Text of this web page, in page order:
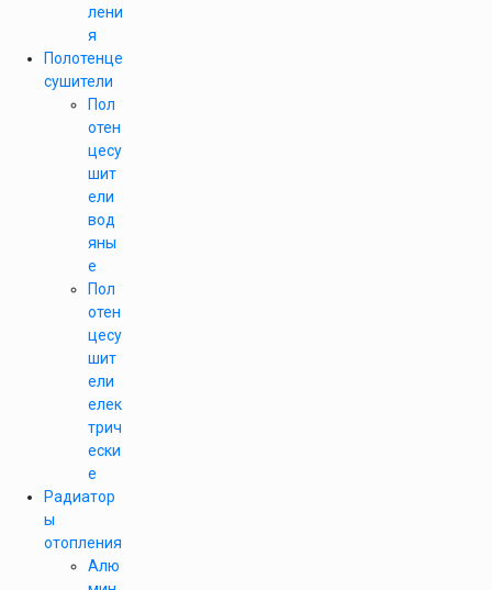
лени
я
Полотенце
сушители
Пол
отен
цесу
шит
ели
вод
яны
е
Пол
отен
цесу
шит
ели
елек
трич
ески
е
Радиатор
ы
отопления
Алю